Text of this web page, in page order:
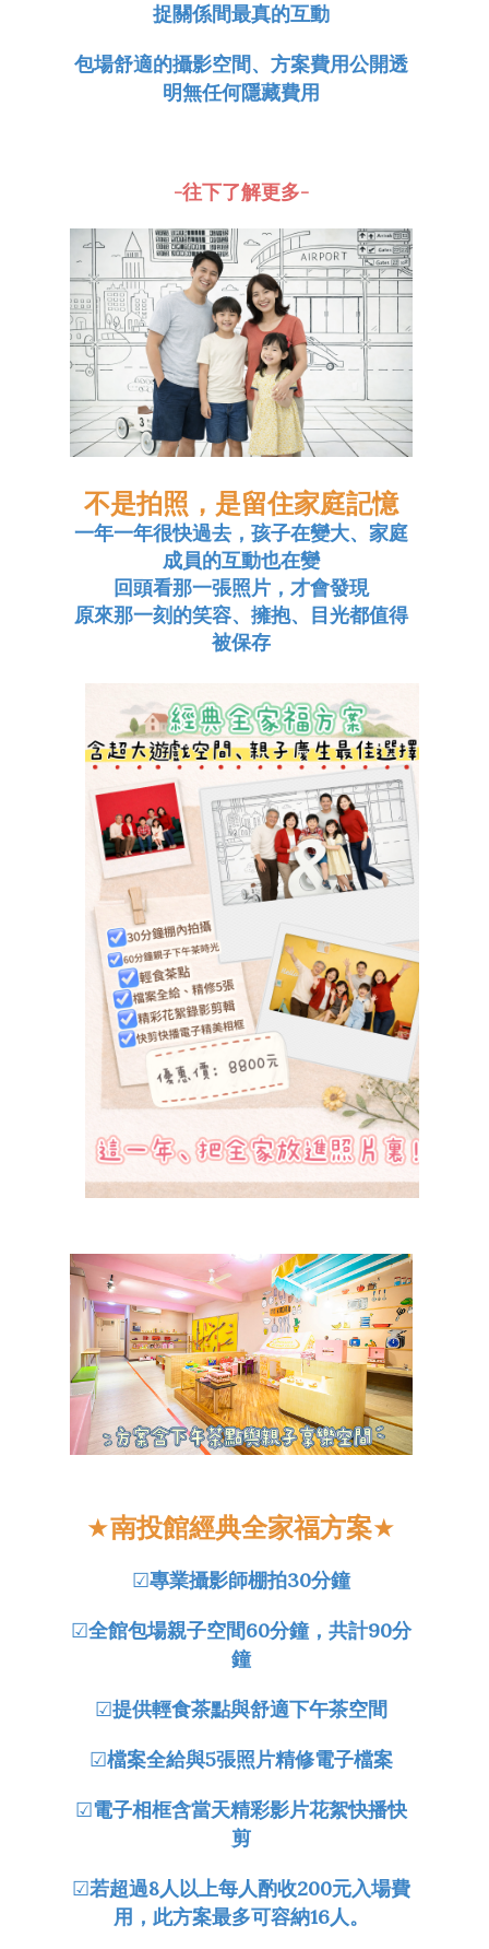
捉關係間最真的互動
包場舒適的攝影空間、 方案費用公開透
明無任何隱藏費用
-往下了解更多-
不是拍照，是留住家庭記憶
一年一年很快過去，孩子在變大、家庭
成員的互動也在變
回頭看那一張照片，才會發現
原來那一刻的笑容、擁抱、目光都值得
被保存
★南投館經典全家福方案★
☑專業攝影師棚拍30分鐘
☑全館包場親子空間60分鐘，共計90分
鐘
☑提供輕食茶點與舒適下午茶空間
☑檔案全給與5張照片精修電子檔案
☑電子相框含當天精彩影片花絮快播快
剪
☑若超過8人以上每人酌收200元入場費
用，此方案最多可容納16人。